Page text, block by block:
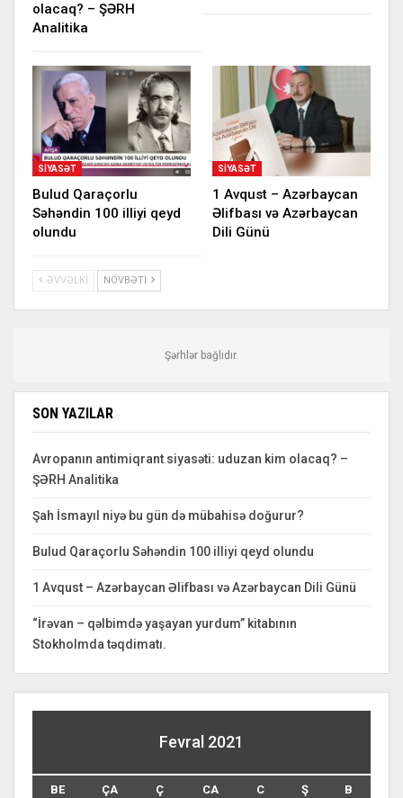
olacaq? – ŞƏRH
Analitika
SIYASƏT
Bulud Qaraçorlu
Səhəndin 100 illiyi qeyd
olundu
SIYASƏT
1 Avqust – Azərbaycan
Əlifbası və Azərbaycan
Dili Günü
ƏVVƏLKI NÖVBƏTI
Şərhlər bağlıdır.
SON YAZILAR
Avropanın antimiqrant siyasəti: uduzan kim olacaq? –
ŞƏRH Analitika
Şah İsmayıl niyə bu gün də mübahisə doğurur?
Bulud Qaraçorlu Səhəndin 100 illiyi qeyd olundu
1 Avqust – Azərbaycan Əlifbası və Azərbaycan Dili Günü
“İrəvan – qəlbimdə yaşayan yurdum” kitabının
Stokholmda təqdimatı.
Fevral 2021
BE ÇA Ç CA C Ş B